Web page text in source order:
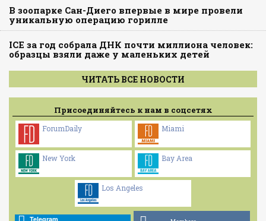
В зоопарке Сан-Диего впервые в мире провели
уникальную операцию горилле
ICE за год собрала ДНК почти миллиона человек:
образцы взяли даже у маленьких детей
ЧИТАТЬ ВСЕ НОВОСТИ
Присоединяйтесь к нам в соцсетях
ForumDaily Miami
New York Bay Area
Los Angeles
Telegram